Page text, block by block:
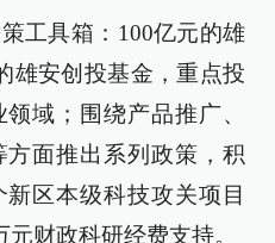
工具箱：100亿元的雄
雄安创投基金，重点投
域；围绕产品推广、
面推出系列政策，积
区本级科技攻关项目
财政科研经费支持。